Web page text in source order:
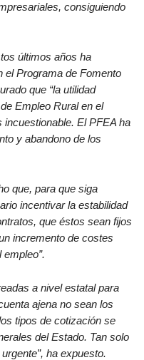
consiguiendo
últimos años ha
el Programa de Fomento
que “la utilidad
Empleo Rural en el
El PFEA ha
y abandono de los
que, para que siga
incentivar la estabilidad
que éstos sean fijos
incremento de costes
a nivel estatal para
ajena no sean los
tipos de cotización se
del Estado. Tan solo
ha expuesto.